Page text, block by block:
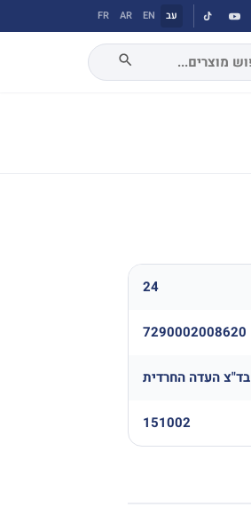
עב EN
AR
FR
24
7290002008620
בד"צ העדה החרדית
151002